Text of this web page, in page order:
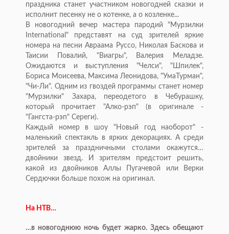
праздника станет участником новогодней сказки и
исполнит песенку не о котeнке, а о козлeнке...
В новогодний вечер мастера пародий "Мурзилки
International" представят на суд зрителей яркие
номера на песни Авраама Руссо, Николая Баскова и
Таисии Повалий, "Виагры", Валерия Меладзе.
Ожидаются и выступления "Челси", "Шпилек",
Бориса Моисеева, Максима Леонидова, "УмаТурман",
"Чи-Ли". Одним из гвоздей программы станет номер
"Мурзилки" Захара, переодетого в Чебурашку,
который прочитает "Алко-рэп" (в оригинале -
"Гангста-рэп" Серeги).
Каждый номер в шоу "Новый год наоборот" -
маленький спектакль в ярких декорациях. А среди
зрителей за праздничными столами окажутся…
двойники звeзд. И зрителям предстоит решить,
какой из двойников Аллы Пугачeвой или Верки
Сердючки больше похож на оригинал.
На НТВ…
…в новогоднюю ночь будет жарко. Здесь обещают